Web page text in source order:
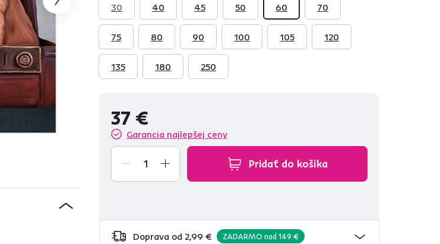
30
40 45 50 60 70
75 80 90 100 105 120
135 180 250
37 €
Garancia najlepšej ceny
Pridať do košíka
Doprava od 2,99 € ZADARMO nad 149 €